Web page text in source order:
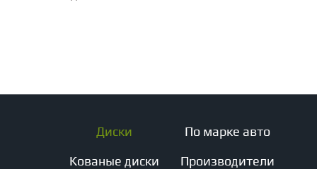
Диски
Кованые диски
По марке авто
Производители